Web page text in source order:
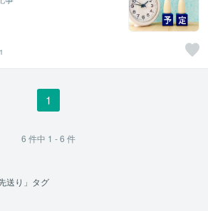
1
6 件中 1 - 6 件
送り」タグ